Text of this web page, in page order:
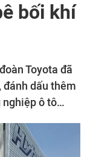
bối khí
Toyota đã
dấu thêm
nghiệp ô tô…